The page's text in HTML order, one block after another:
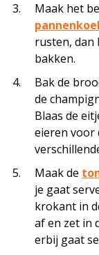
Maak het
rusten, dan
bakken.
Bak de
de
Blaas de
eieren voor
Maak de
je gaat
krokant in
af en zet in
erbij gaat